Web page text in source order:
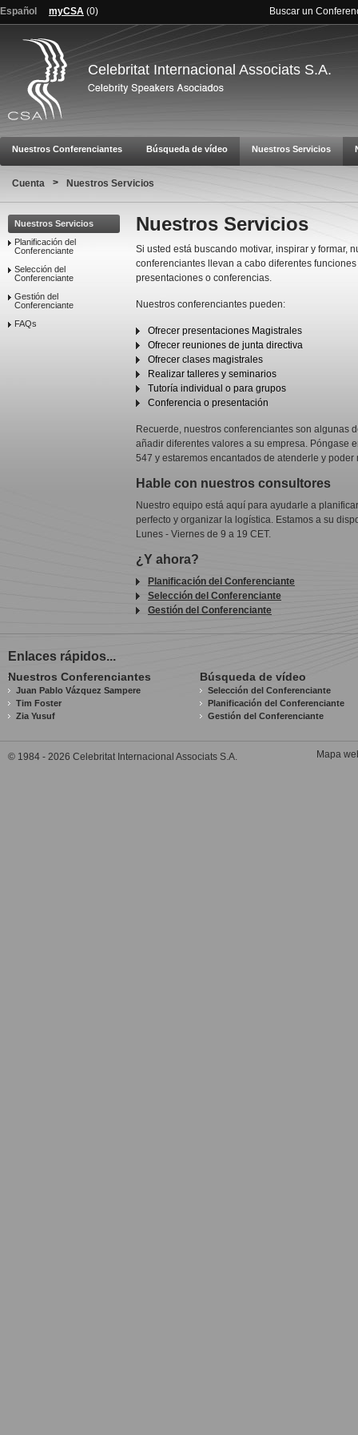
Español myCSA (0) Buscar un
Celebritat Internacional Associats S.A.
Nuestros Conferenciantes Búsqueda de vídeo Nuestros Servicios
Cuenta > Nuestros Servicios
Nuestros Servicios
Planificación del
Conferenciante
Selección del
Conferenciante
Gestión del
Conferenciante
FAQs
Nuestros Servicios
Si usted está buscando motivar, inspirar y formar,
conferenciantes llevan a cabo diferentes
presentaciones o conferencias.
Nuestros conferenciantes pueden:
Ofrecer presentaciones Magistrales
Ofrecer reuniones de junta directiva
Ofrecer clases magistrales
Realizar talleres y seminarios
Tutoría individual o para grupos
Conferencia o presentación
Recuerde, nuestros conferenciantes son algunas
añadir diferentes valores a su empresa. Póngase
547 y estaremos encantados de atenderle y
Hable con nuestros consultores
Nuestro equipo está aquí para ayudarle a
perfecto y organizar la logística. Estamos a su
Lunes - Viernes de 9 a 19 CET.
¿Y ahora?
Planificación del Conferenciante
Selección del Conferenciante
Gestión del Conferenciante
Enlaces rápidos...
Nuestros Conferenciantes
Juan Pablo Vázquez Sampere
Tim Foster
Zia Yusuf
Búsqueda de vídeo
Selección del Conferenciante
Planificación del Conferenciante
Gestión del Conferenciante
© 1984 - 2026 Celebritat Internacional Associats S.A. Mapa